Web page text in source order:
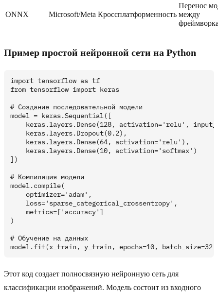
ONNX Microsoft/Meta Кроссплатформенность
Перенос
между
Пример простой нейронной сети на Python
import tensorflow as tf
from tensorflow import keras
# Создание последовательной модели
model = keras.Sequential([
keras.layers.Dense(128, activation='relu',
    keras.layers.Dropout(0.2),
    keras.layers.Dense(64, activation='relu'),
    keras.layers.Dense(10, activation='softmax')
])
# Компиляция модели
model.compile(
    optimizer='adam',
    loss='sparse_categorical_crossentropy',
    metrics=['accuracy']
)
# Обучение на данных
Этот код создает полносвязную нейронную сеть для
классификации изображений. Модель состоит из входного